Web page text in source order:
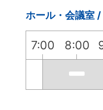
ホール・会議室
7:00 8:00